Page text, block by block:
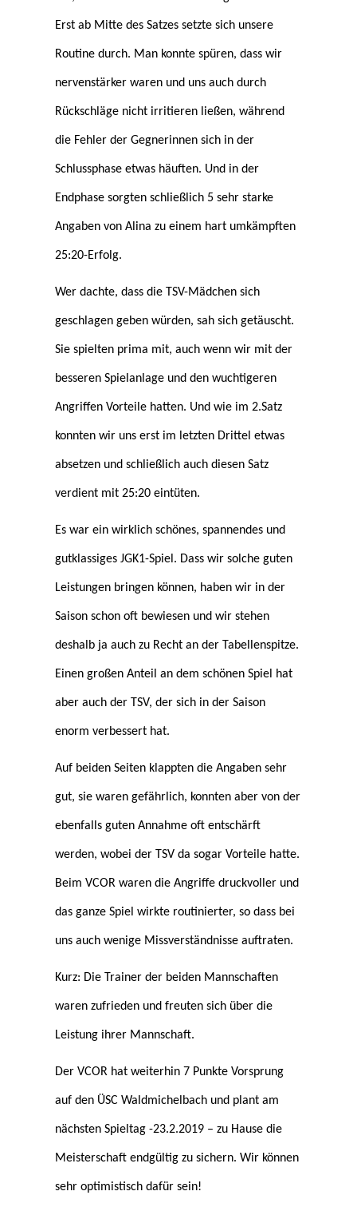
Erst ab Mitte des Satzes setzte sich unsere
Routine durch. Man konnte spüren, dass wir
nervenstärker waren und uns auch durch
Rückschläge nicht irritieren ließen, während
die Fehler der Gegnerinnen sich in der
Schlussphase etwas häuften. Und in der
Endphase sorgten schließlich 5 sehr starke
Angaben von Alina zu einem hart umkämpften
25:20-Erfolg.
Wer dachte, dass die TSV-Mädchen sich
geschlagen geben würden, sah sich getäuscht.
Sie spielten prima mit, auch wenn wir mit der
besseren Spielanlage und den wuchtigeren
Angriffen Vorteile hatten. Und wie im 2.Satz
konnten wir uns erst im letzten Drittel etwas
absetzen und schließlich auch diesen Satz
verdient mit 25:20 eintüten.
Es war ein wirklich schönes, spannendes und
gutklassiges JGK1-Spiel. Dass wir solche guten
Leistungen bringen können, haben wir in der
Saison schon oft bewiesen und wir stehen
deshalb ja auch zu Recht an der Tabellenspitze.
Einen großen Anteil an dem schönen Spiel hat
aber auch der TSV, der sich in der Saison
enorm verbessert hat.
Auf beiden Seiten klappten die Angaben sehr
gut, sie waren gefährlich, konnten aber von der
ebenfalls guten Annahme oft entschärft
werden, wobei der TSV da sogar Vorteile hatte.
Beim VCOR waren die Angriffe druckvoller und
das ganze Spiel wirkte routinierter, so dass bei
uns auch wenige Missverständnisse auftraten.
Kurz: Die Trainer der beiden Mannschaften
waren zufrieden und freuten sich über die
Leistung ihrer Mannschaft.
Der VCOR hat weiterhin 7 Punkte Vorsprung
auf den ÜSC Waldmichelbach und plant am
nächsten Spieltag -23.2.2019 – zu Hause die
Meisterschaft endgültig zu sichern. Wir können
sehr optimistisch dafür sein!